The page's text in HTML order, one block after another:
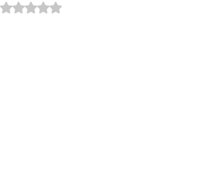
Avaliado com NaN de 5 estrelas.